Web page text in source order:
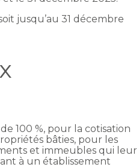
jusqu’au 31 décembre
100 %, pour la cotisation
bâties, pour les
et immeubles qui leur
à un établissement